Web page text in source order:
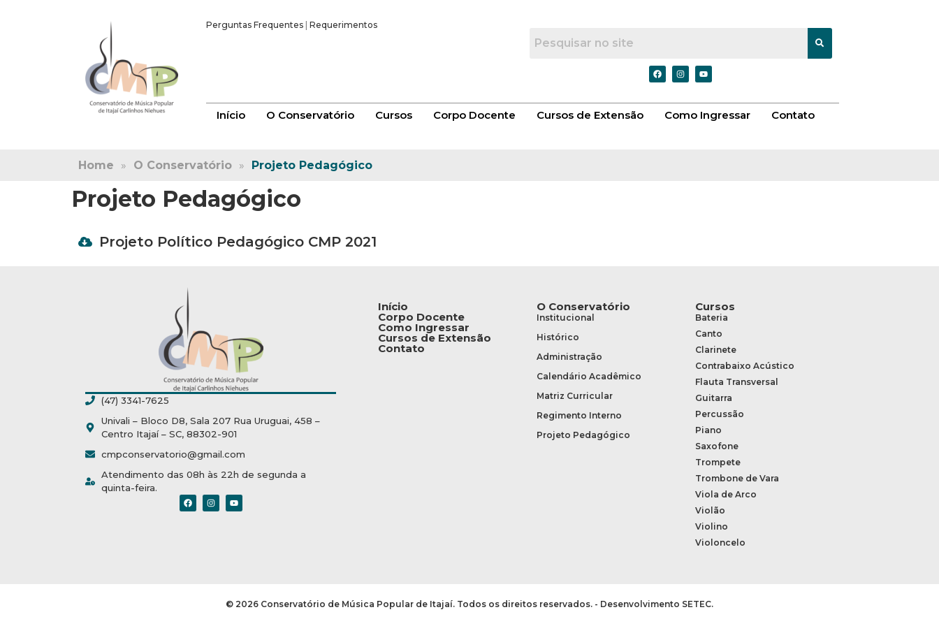
Perguntas Frequentes| Requerimentos
Início O Conservatório Cursos Corpo Docente Cursos de Extensão Como Ingressar Contato
Home » O Conservatório » Projeto Pedagógico
Projeto Pedagógico
Projeto Político Pedagógico CMP 2021
(47) 3341-7625
Univali – Bloco D8, Sala 207 Rua Uruguai, 458 –
Centro Itajaí – SC, 88302-901
cmpconservatorio@gmail.com
Atendimento das 08h às 22h de segunda a
quinta-feira.
Início
Corpo Docente
Como Ingressar
Cursos de Extensão
Contato
O Conservatório
Institucional
Histórico
Administração
Calendário Acadêmico
Matriz Curricular
Regimento Interno
Projeto Pedagógico
Cursos
Bateria
Canto
Clarinete
Contrabaixo Acústico
Flauta Transversal
Guitarra
Percussão
Piano
Saxofone
Trompete
Trombone de Vara
Viola de Arco
Violão
Violino
Violoncelo
© 2026 Conservatório de Música Popular de Itajaí. Todos os direitos reservados. - Desenvolvimento SETEC.